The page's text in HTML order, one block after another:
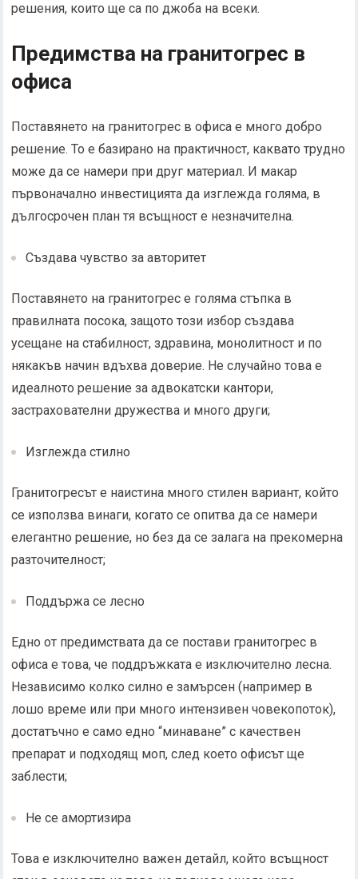
решения, които ще са по джоба на всеки.
Предимства на гранитогрес в
офиса
Поставянето на гранитогрес в офиса е много добро
решение. То е базирано на практичност, каквато трудно
може да се намери при друг материал. И макар
първоначално инвестицията да изглежда голяма, в
дългосрочен план тя всъщност е незначителна.
Създава чувство за авторитет
Поставянето на гранитогрес е голяма стъпка в
правилната посока, защото този избор създава
усещане на стабилност, здравина, монолитност и по
някакъв начин вдъхва доверие. Не случайно това е
идеалното решение за адвокатски кантори,
застрахователни дружества и много други;
Изглежда стилно
Гранитогресът е наистина много стилен вариант, който
се използва винаги, когато се опитва да се намери
елегантно решение, но без да се залага на прекомерна
разточителност;
Поддържа се лесно
Едно от предимствата да се постави гранитогрес в
офиса е това, че поддръжката е изключително лесна.
Независимо колко силно е замърсен (например в
лошо време или при много интензивен човекопоток),
достатъчно е само едно “минаване” с качествен
препарат и подходящ моп, след което офисът ще
заблести;
Не се амортизира
Това е изключително важен детайл, който всъщност